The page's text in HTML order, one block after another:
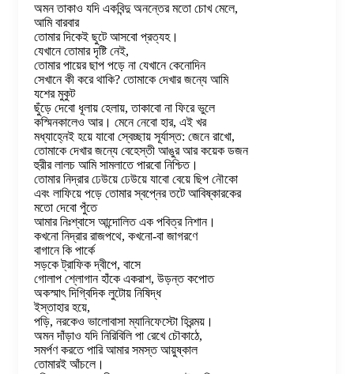
অমন তাকাও যদি একবিন্দু অনন্তের মতো চোখ মেলে,
আমি বারবার
তোমার দিকেই ছুটে আসবো প্রত্যহ।
যেখানে তোমার দৃষ্টি নেই,
তোমার পায়ের ছাপ পড়ে না যেখানে কেনোদিন
সেখানে কী করে থাকি? তোমাকে দেখার জন্যে আমি
যশের মুকুট
ছুঁড়ে দেবো ধূলায় হেলায়, তাকাবো না ফিরে ভুলে
কস্মিনকালেও আর। মেনে নেবো হার, এই খর
মধ্যাহ্নেই হয়ে যাবো স্বেচ্ছায় সূর্যাস্ত: জেনে রাখো,
তোমাকে দেখার জন্যে বেহেস্তী আঙুর আর কয়েক ডজন
হুরীর লালচ আমি সামলাতে পারবো নিশ্চিত।
তোমার নিদ্রার ঢেউয়ে ঢেউয়ে যাবো বেয়ে ছিপ নৌকো
এবং লাফিয়ে পড়ে তোমার স্বপ্নের তটে আবিষ্কারকের
মতো দেবো পুঁতে
আমার নিঃশ্বাসে আন্দোলিত এক পবিত্র নিশান।
কখনো নিদ্রার রাজপথে, কখনো-বা জাগরণে
বাগানে কি পার্কে
সড়কে ট্রাফিক দ্বীপে, বাসে
গোলাপ শ্লোগান হাঁকে একরাশ, উড়ন্ত কপোত
অকস্মাৎ দিগ্বিদিক লুটোয় নিষিদ্ধ
ইস্তাহার হয়ে,
পড়ি, নরকেও ভালোবাসা ম্যানিফেস্টো হিরন্ময়।
অমন দাঁড়াও যদি নিরিবিলি পা রেখে চৌকাঠে,
সমর্পণ করতে পারি আমার সমস্ত আয়ুষ্কাল
তোমারই আঁচলে।